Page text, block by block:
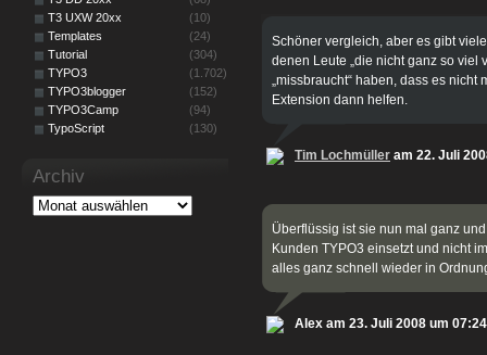
Schöner vergleich, aber es gibt
denen Leute „die nicht ganz so viel
„missbraucht“ haben, dass es
Extension dann helfen.
Tim Lochmüller am 22. Juli
Überflüssig ist sie nun mal ganz
Kunden TYPO3 einsetzt und nicht
alles ganz schnell wieder in
Alex am 23. Juli 2008 um 07:24
T3 UXW 20xx
(10)
Templates
(24)
Tutorial
(304)
TYPO3
(1.702)
TYPO3blogger
(152)
TYPO3Camp
(94)
TypoScript
(130)
Archiv